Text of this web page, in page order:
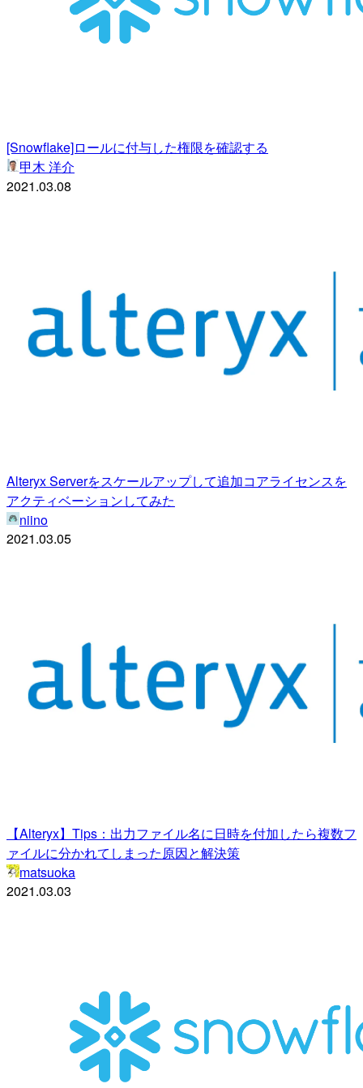
[Snowflake]ロールに付与した権限を確認する
甲木 洋介
2021.03.08
Alteryx Serverをスケールアップして追加コアライセンスを
アクティベーションしてみた
niino
2021.03.05
【Alteryx】Tips：出力ファイル名に日時を付加したら複数フ
ァイルに分かれてしまった原因と解決策
matsuoka
2021.03.03